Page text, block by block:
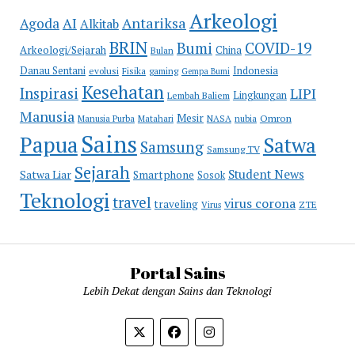
AgodaAI Alkitab Antariksa Arkeologi
Arkeologi/Sejarah BRIN Bulan Bumi China COVID-19
Danau Sentani evolusi Fisika gaming Gempa Bumi Indonesia
Inspirasi Kesehatan Lembah Baliem Lingkungan LIPI
Manusia Manusia Purba Matahari Mesir NASA nubia Omron
PapuaSains Samsung Samsung TV Satwa
Satwa Liar Sejarah Smartphone Sosok Student News
Teknologi travel traveling Virus virus corona ZTE
Portal Sains
Lebih Dekat dengan Sains dan Teknologi